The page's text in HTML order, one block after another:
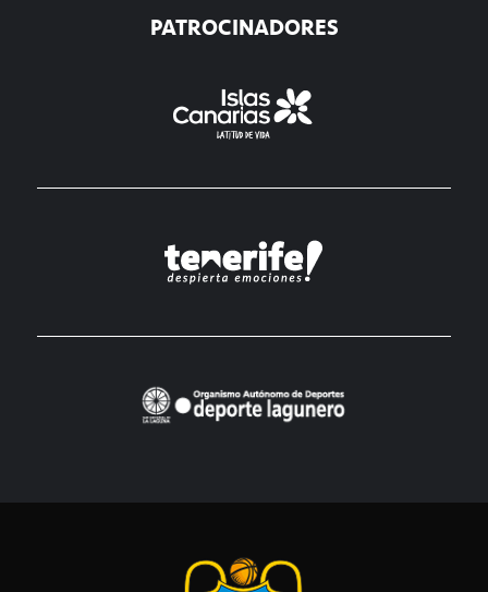
PATROCINADORES